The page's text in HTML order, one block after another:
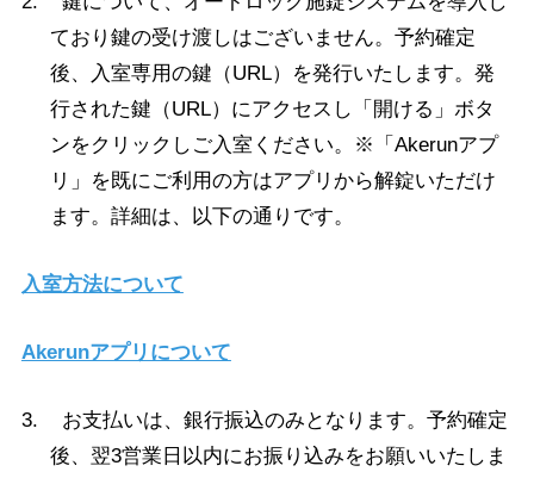
ており鍵の受け渡しはございません。予約確定
後、入室専用の鍵（URL）を発行いたします。発
行された鍵（URL）にアクセスし「開ける」ボタ
ンをクリックしご入室ください。※「Akerunアプ
リ」を既にご利用の方はアプリから解錠いただけ
ます。詳細は、以下の通りです。
入室方法について
Akerunアプリについて
3. お支払いは、銀行振込のみとなります。予約確定
後、翌3営業日以内にお振り込みをお願いいたしま